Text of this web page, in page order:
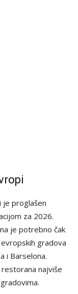
je proglašen
za 2026.
je potrebno čak
gradova
i Barselona.
najviše